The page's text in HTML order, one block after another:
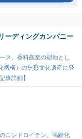
ーディングカンパニー
ス。香料産業の聖地とし
機構）の無形文化遺産に登
事詳細】
コンドロイチン。高齢化